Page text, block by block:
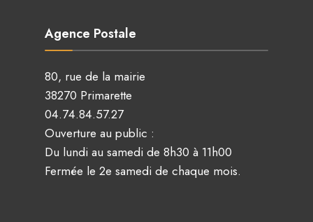
Agence Postale
80, rue de la mairie
38270 Primarette
04.74.84.57.27
Ouverture au public :
Du lundi au samedi de 8h30 à 11h00
Fermée le 2e samedi de chaque mois.